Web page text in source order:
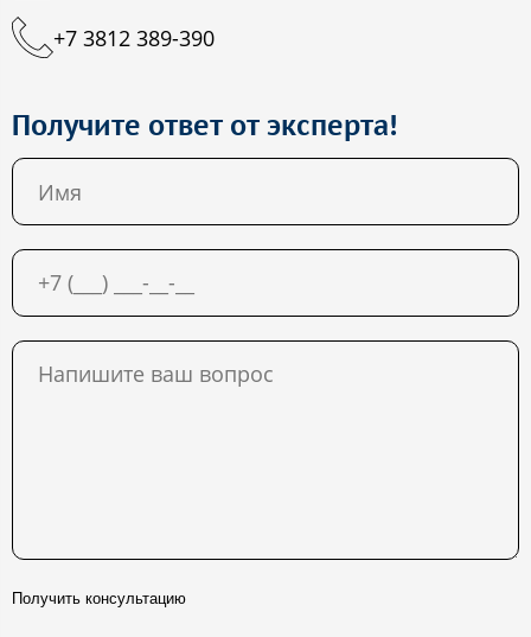
+7 3812 389-390
Получите ответ от эксперта!
Получить консультацию